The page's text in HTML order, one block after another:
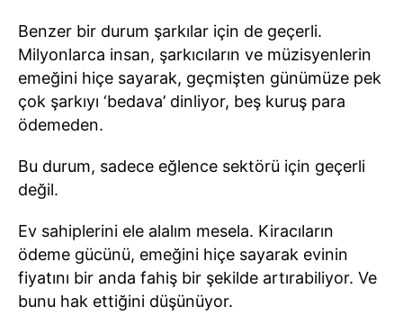
Benzer bir durum şarkılar için de geçerli.
Milyonlarca insan, şarkıcıların ve müzisyenlerin
emeğini hiçe sayarak, geçmişten günümüze pek
çok şarkıyı ‘bedava’ dinliyor, beş kuruş para
ödemeden.
Bu durum, sadece eğlence sektörü için geçerli
değil.
Ev sahiplerini ele alalım mesela. Kiracıların
ödeme gücünü, emeğini hiçe sayarak evinin
fiyatını bir anda fahiş bir şekilde artırabiliyor. Ve
bunu hak ettiğini düşünüyor.